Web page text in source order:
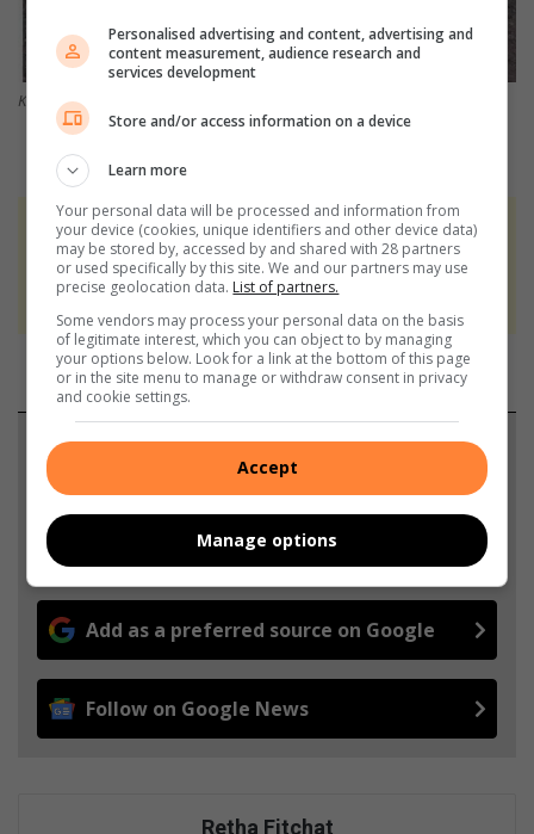
Kobus Maartens voor die ongeluk by sy motorfiets.
At Caxton, every story is written by humans.
We use AI only to perform quality checks -
never to generate the news. Happy reading!
Support local journalism
Add The Citizen as a preferred source to see more
from Vaalweekblad in Google News and Top
Stories.
Add as a preferred source on Google
Follow on Google News
Retha Fitchat
Personalised advertising and content, advertising and
content measurement, audience research and
services development
Store and/or access information on a device
Learn more
Your personal data will be processed and information from
your device (cookies, unique identifiers and other device data)
may be stored by, accessed by and shared with 28 partners
or used specifically by this site. We and our partners may use
precise geolocation data. List of partners.
Some vendors may process your personal data on the basis
of legitimate interest, which you can object to by managing
your options below. Look for a link at the bottom of this page
or in the site menu to manage or withdraw consent in privacy
and cookie settings.
Accept
Manage options